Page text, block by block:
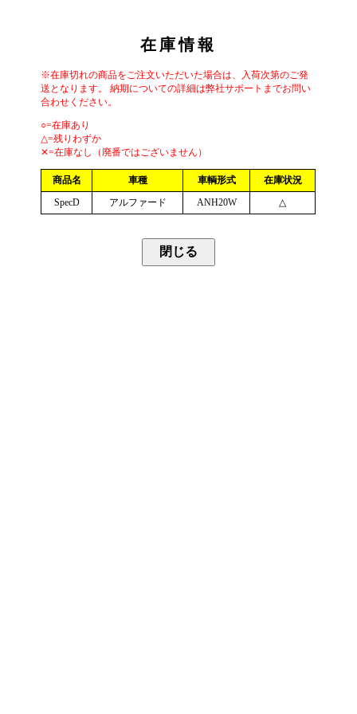
在庫情報
※在庫切れの商品をご注文いただいた場合は、入荷次第のご発
送となります。 納期についての詳細は弊社サポートまでお問い
合わせください。
○=在庫あり
△=残りわずか
✕=在庫なし（廃番ではございません）
商品名 車種 車輌形式
在庫状況
SpecD
アルファード ANH20W △